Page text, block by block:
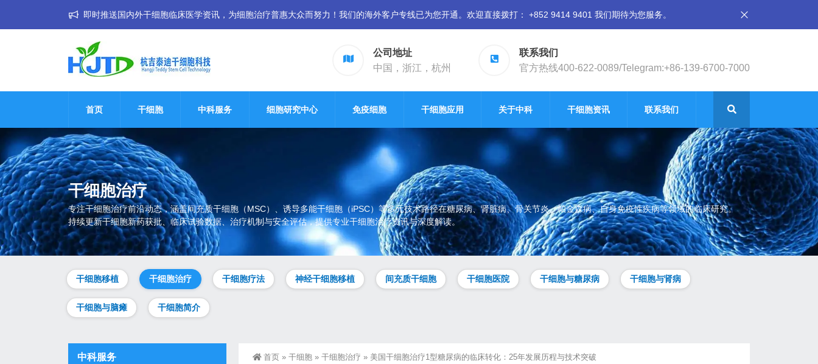
即时推送国内外干细胞临床医学资讯，为细胞治疗普惠大众而努力！我们的海外客户专线已为您开通。欢迎直接拨打： +852 9414 9401 我们期待为您服务。
公司地址
中国，浙江，杭州
联系我们
官方热线400-622-0089/Telegram:+86-139-6700-7000
首页 干细胞 中科服务 细胞研究中心 免疫细胞 干细胞应用 关于中科 干细胞资讯 联系我们
干细胞治疗
专注干细胞治疗前沿动态，涵盖间充质干细胞（MSC）、诱导多能干细胞（iPSC）等多元技术路径在糖尿病、肾脏病、骨关节炎、帕金森病、自身免疫性疾病等领域的临床研究。
持续更新干细胞新药获批、临床试验数据、治疗机制与安全评估，提供专业干细胞治疗资讯与深度解读。
干细胞移植 干细胞治疗 干细胞疗法 神经干细胞移植 间充质干细胞 干细胞医院 干细胞与糖尿病 干细胞与肾病
干细胞与脑瘫 干细胞简介
首页 » 干细胞 » 干细胞治疗 » 美国干细胞治疗1型糖尿病的临床转化：25年发展历程与技术突破
中科服务